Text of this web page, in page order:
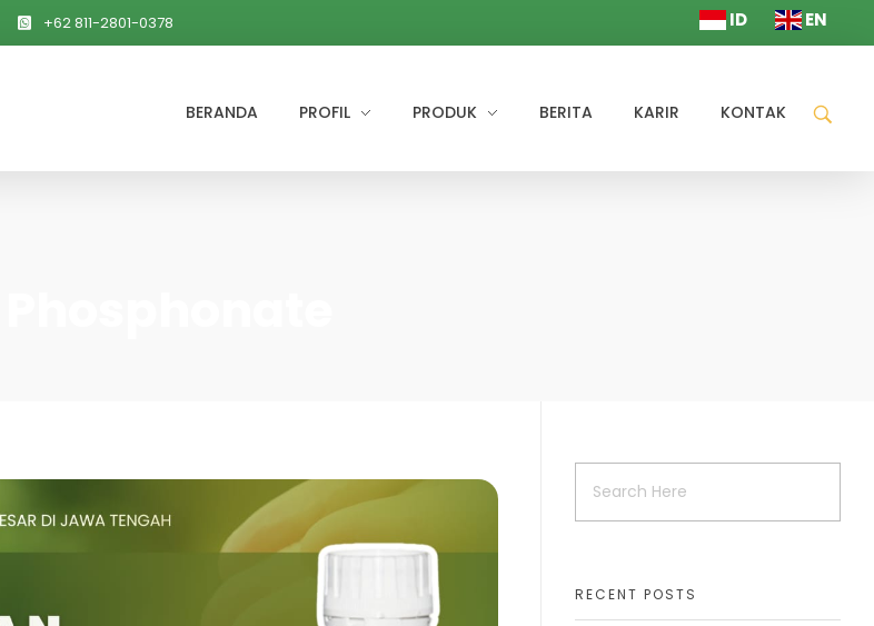
+62 811-2801-0378
BERANDA PROFIL PRODUK BERITA KARIR KONTAK
RECENT POSTS
EN
ID